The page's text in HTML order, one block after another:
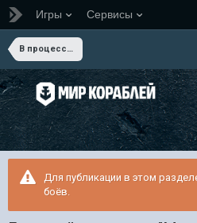
Игры Сервисы
В процессе сборки
Для публикации в этом
боёв.